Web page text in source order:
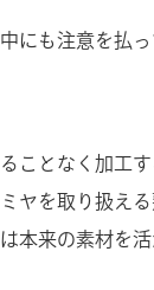
にも注意を払
ことなく加工
ヤを取り扱え
本来の素材を